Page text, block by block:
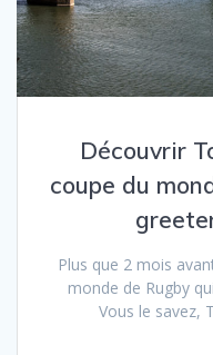
Découvrir
coupe du
Plus que 2 mois
monde de Rugby
Vous le savez,